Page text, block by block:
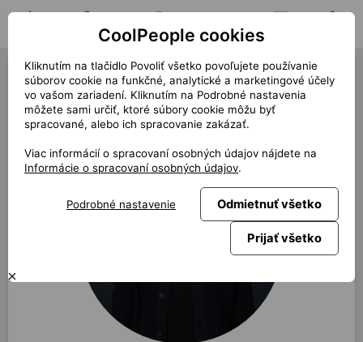
Hľadať pozíciu Moja pozícia Notifikácie
Tomáš Novák
späť
CoolPeople cookies
Kliknutím na tlačidlo Povoliť všetko povoľujete používanie
súborov cookie na funkčné, analytické a marketingové účely
vo vašom zariadení. Kliknutím na Podrobné nastavenia
môžete sami určiť, ktoré súbory cookie môžu byť
spracované, alebo ich spracovanie zakázať.
Viac informácií o spracovaní osobných údajov nájdete na
Informácie o spracovaní osobných údajov.
Podrobné nastavenie Odmietnuť všetko
Prijať všetko